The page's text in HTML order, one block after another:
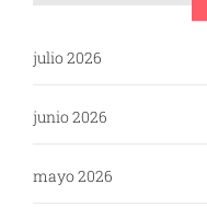
julio 2026
junio 2026
mayo 2026